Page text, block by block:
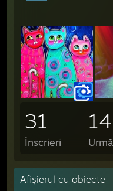
31
Înscrieri
14
Afișierul cu obiecte